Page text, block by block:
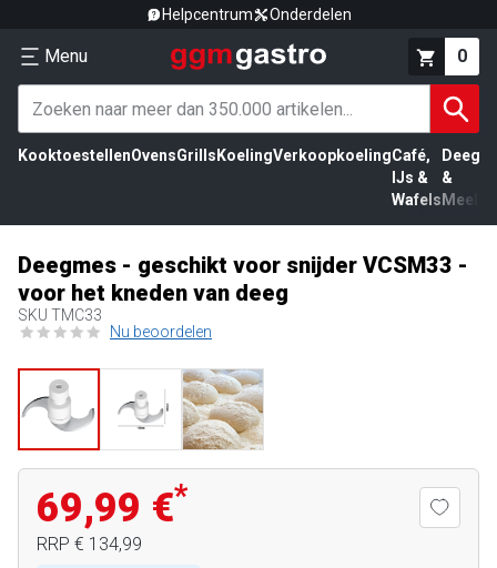
Helpcentrum Onderdelen
Menu 0
KooktoestellenOvensGrills KoelingVerkoopkoelingCafé,
IJs &
Wafels
Deeg
&
Meel
Deegmes - geschikt voor snijder VCSM33 -
voor het kneden van deeg
SKU TMC33
Nu beoordelen
69,99 €*
RRP € 134,99